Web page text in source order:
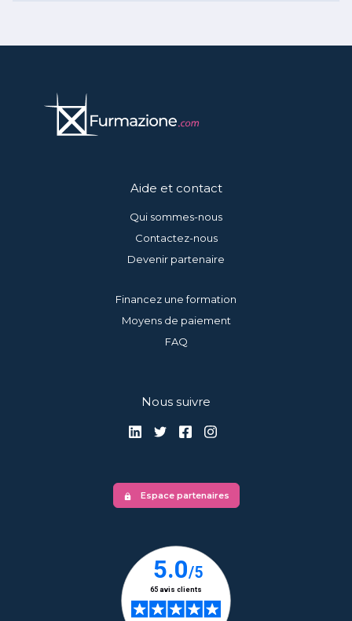
Aide et contact
Qui sommes-nous
Contactez-nous
Devenir partenaire
Financez une formation
Moyens de paiement
FAQ
Nous suivre
lock Espace partenaires